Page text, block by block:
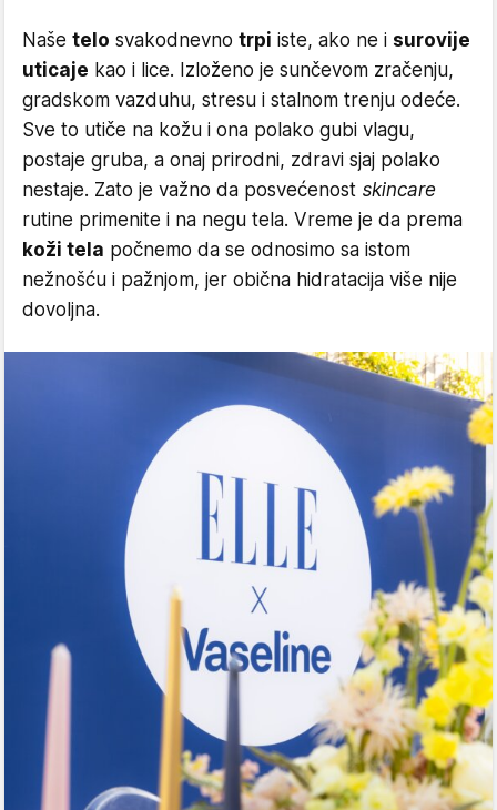
Naše telo svakodnevno trpi iste, ako ne i surovije
uticaje kao i lice. Izloženo je sunčevom zračenju,
gradskom vazduhu, stresu i stalnom trenju odeće.
Sve to utiče na kožu i ona polako gubi vlagu,
postaje gruba, a onaj prirodni, zdravi sjaj polako
nestaje. Zato je važno da posvećenost skincare
rutine primenite i na negu tela. Vreme je da prema
koži tela počnemo da se odnosimo sa istom
nežnošću i pažnjom, jer obična hidratacija više nije
dovoljna.